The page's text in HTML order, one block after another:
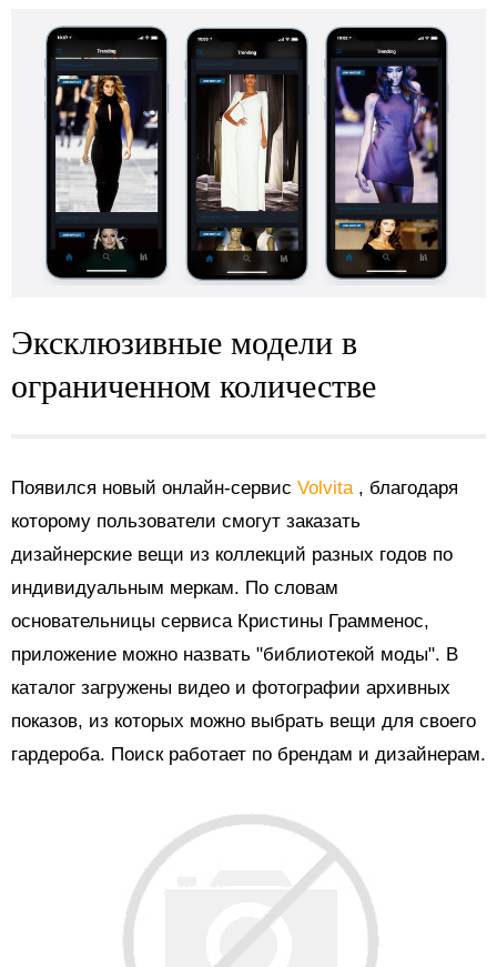
Эксклюзивные модели в
ограниченном количестве
Появился новый онлайн-сервис Volvita , благодаря
которому пользователи смогут заказать
дизайнерские вещи из коллекций разных годов по
индивидуальным меркам. По словам
основательницы сервиса Кристины Грамменос,
приложение можно назвать "библиотекой моды". В
каталог загружены видео и фотографии архивных
показов, из которых можно выбрать вещи для своего
гардероба. Поиск работает по брендам и дизайнерам.